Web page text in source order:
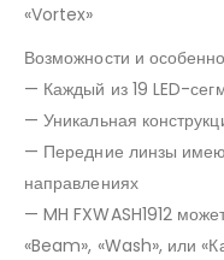
«Vortex»
Возможности и
— Каждый из 19 LED-
— Уникальная
— Передние линзы
направлениях
— MH FXWASH1912
«Beam», «Wash», или